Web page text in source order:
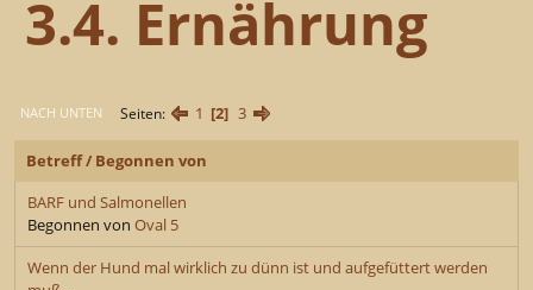
3.4. Ernährung
NACH UNTEN Seiten 1 2 3
Betreff/ Begonnen von
BARF und Salmonellen
Begonnen von Oval 5
Wenn der Hund mal wirklich zu dünn ist und aufgefüttert werden